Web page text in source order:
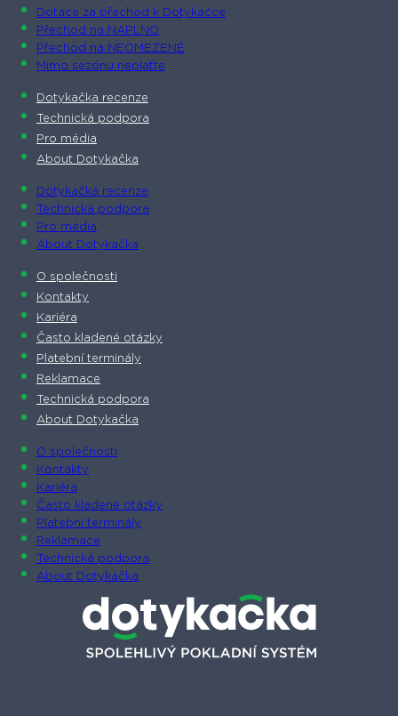
Dotace za přechod k Dotykačce
Přechod na NAPLNO
Přechod na NEOMEZENĚ
Mimo sezónu neplaťte
Dotykačka recenze
Technická podpora
Pro média
About Dotykačka
Dotykačka recenze
Technická podpora
Pro média
About Dotykačka
O společnosti
Kontakty
Kariéra
Často kladené otázky
Platební terminály
Reklamace
Technická podpora
About Dotykačka
O společnosti
Kontakty
Kariéra
Často kladené otázky
Platební terminály
Reklamace
Technická podpora
About Dotykačka